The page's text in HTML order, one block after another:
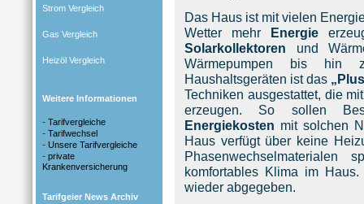
Strom Vergleich
Gas Vergleich
Heizöl Vergleich
Weitere Informationen
- Tarifvergleiche
- Tarifwechsel
- Unsere Tarifvergleiche
- private
Krankenversicherung
Tarifgeier News Archiv
Das Haus ist mit vielen
Wetter mehr Energie
Solarkollektoren und
Wärmepumpen bis hin
Haushaltsgeräten ist das
Techniken ausgestattet, die
erzeugen. So sollen
Energiekosten mit solchen
Haus verfügt über keine
Phasenwechselmaterialen
komfortables Klima im
wieder abgegeben.